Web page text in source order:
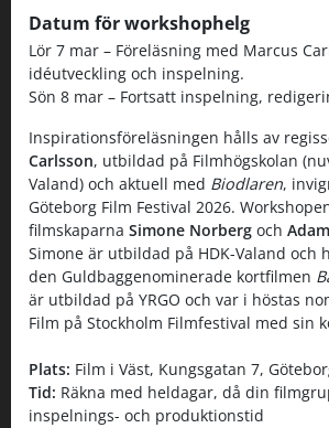
Datum för workshophelg
Lör 7 mar – Föreläsning med Marcus
idéutveckling och inspelning.
Sön 8 mar – Fortsatt inspelning,
Inspirationsföreläsningen hålls av
Carlsson, utbildad på Filmhögskolan
Valand) och aktuell med Biodlaren,
Göteborg Film Festival 2026.
filmskaparna Simone Norberg och
Simone är utbildad på HDK-Valand och
den Guldbaggenominerade kortfilmen
är utbildad på YRGO och var i höstas
Film på Stockholm Filmfestival med sin
Plats: Film i Väst, Kungsgatan 7,
Tid: Räkna med heldagar, då din
inspelnings- och produktionstid